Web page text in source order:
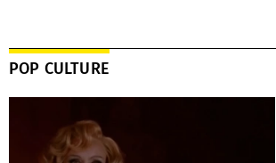
POP CULTURE